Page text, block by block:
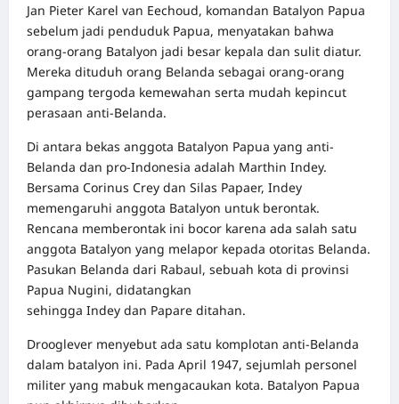
Jan Pieter Karel van Eechoud, komandan Batalyon Papua
sebelum jadi penduduk Papua, menyatakan bahwa
orang-orang Batalyon jadi besar kepala dan sulit diatur.
Mereka dituduh orang Belanda sebagai orang-orang
gampang tergoda kemewahan serta mudah kepincut
perasaan anti-Belanda.
Di antara bekas anggota Batalyon Papua yang anti-
Belanda dan pro-Indonesia adalah Marthin Indey.
Bersama Corinus Crey dan Silas Papaer, Indey
memengaruhi anggota Batalyon untuk berontak.
Rencana memberontak ini bocor karena ada salah satu
anggota Batalyon yang melapor kepada otoritas Belanda.
Pasukan Belanda dari Rabaul, sebuah kota di provinsi
Papua Nugini, didatangkan
sehingga Indey dan Papare ditahan.
Drooglever menyebut ada satu komplotan anti-Belanda
dalam batalyon ini. Pada April 1947, sejumlah personel
militer yang mabuk mengacaukan kota. Batalyon Papua